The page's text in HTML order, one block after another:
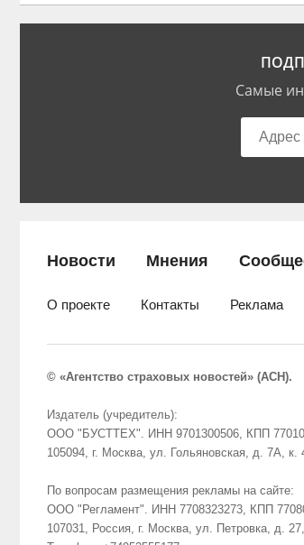
Самые
Новости Мнения
О проекте Контакты Реклама
© «Агентство страховых новостей» (АСН).
Издатель (учредитель):
ООО "БУСТТЕХ". ИНН 9701300506, КПП
105094, г. Москва, ул. Гольяновская, д. 7А, к.
По вопросам размещения рекламы на сайте:
ООО "Регламент". ИНН 7708323273, КПП
107031, Россия, г. Москва, ул. Петровка, д.